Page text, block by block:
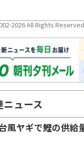
2026 All Rights Reserved
ニュース
風ヤギで鯉の供